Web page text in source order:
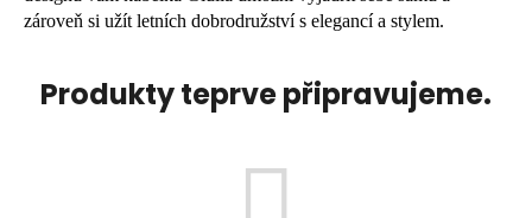
zároveň si užít letních dobrodružství s elegancí a stylem.
Produkty teprve připravujeme.
e
t
n